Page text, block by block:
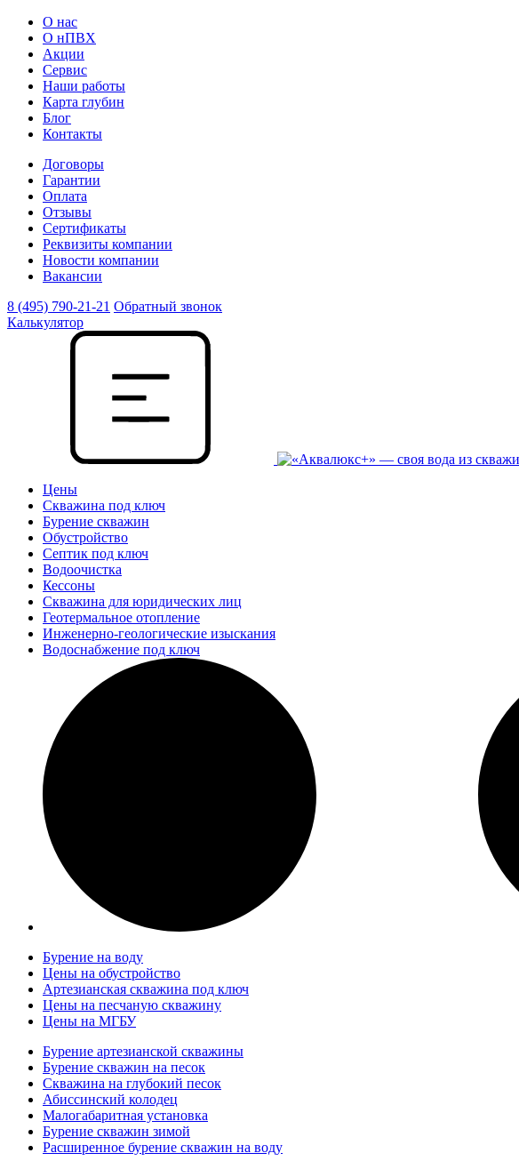
О нас
О нПВХ
Акции
Сервис
Наши работы
Карта глубин
Блог
Контакты
Договоры
Гарантии
Оплата
Отзывы
Сертификаты
Реквизиты компании
Новости компании
Вакансии
8 (495) 790-21-21 Обратный звонок
Калькулятор
Цены
Скважина под ключ
Бурение скважин
Обустройство
Септик под ключ
Водоочистка
Кессоны
Скважина для юридических лиц
Геотермальное отопление
Инженерно-геологические изыскания
Водоснабжение под ключ
Бурение на воду
Цены на обустройство
Артезианская скважина под ключ
Цены на песчаную скважину
Цены на МГБУ
Бурение артезианской скважины
Бурение скважин на песок
Скважина на глубокий песок
Абиссинский колодец
Малогабаритная установка
Бурение скважин зимой
Расширенное бурение скважин на воду